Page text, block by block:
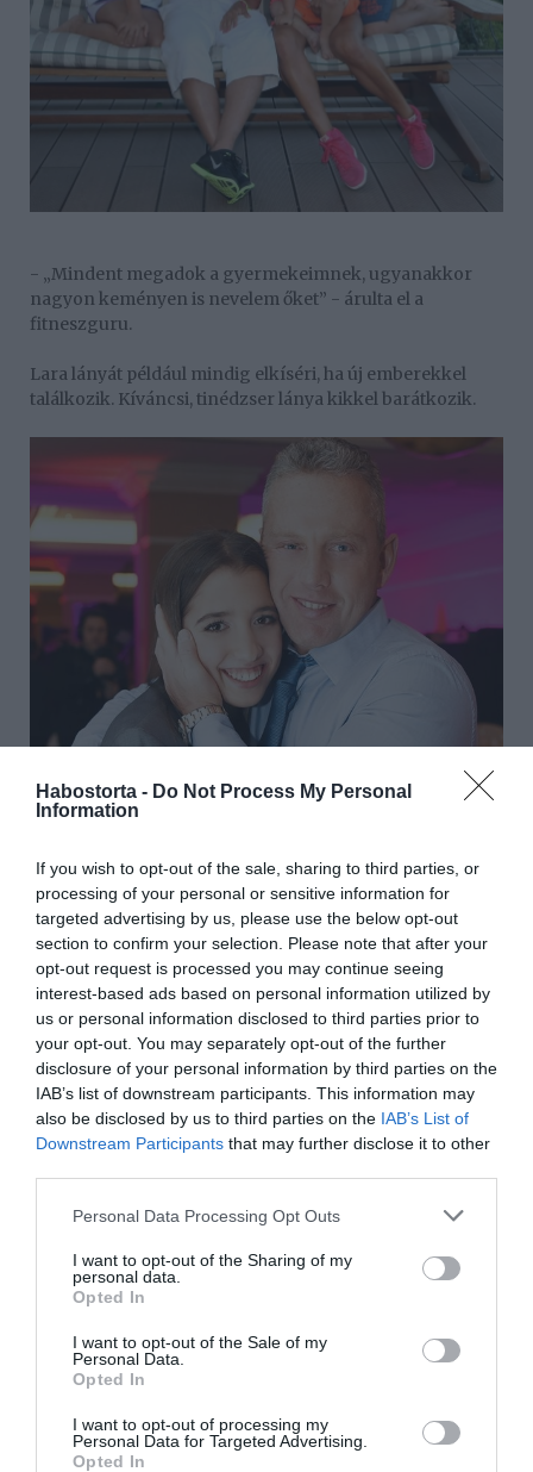
Habostorta - Do Not Process My Personal
Information
If you wish to opt-out of the sale, sharing to third parties, or
processing of your personal or sensitive information for
targeted advertising by us, please use the below opt-out
section to confirm your selection. Please note that after your
opt-out request is processed you may continue seeing
interest-based ads based on personal information utilized by
us or personal information disclosed to third parties prior to
your opt-out. You may separately opt-out of the further
disclosure of your personal information by third parties on the
IAB’s list of downstream participants. This information may
also be disclosed by us to third parties on the IAB’s List of
Downstream Participants that may further disclose it to other
Please note that this website/app uses one or more Google
not limited to your visit or usage behaviour. You may click to
grant or deny consent to Google and its third-party tags to
use your data for below specified purposes in below Google
consent section.
Personal Data Processing Opt Outs
I want to opt-out of the Sharing of my
personal data.
Opted In
I want to opt-out of the Sale of my
Personal Data.
Opted In
I want to opt-out of processing my
Personal Data for Targeted Advertising.
Opted In
- „Mindent megadok a gyermekeimnek, ugyanakkor
nagyon keményen is nevelem őket” - árulta el a
fitneszguru.
Lara lányát például mindig elkíséri, ha új emberekkel
találkozik. Kíváncsi, tinédzser lánya kikkel barátkozik.
- Szerintem a szülőknek nagy a felelősségük, mert észre
kell venniük, mit csinál a csemetéjük, kikkel lóg. Féltő
szülőként nem hunyhatok szemet afelett, hogy a lányom
korosztályában kőkeményen jelen van a drog, a szex, az
mondta Norbi a Hot! magazinnak.
Norbi nem tart attól, hogy tinédzser gyermekeit a
jövőben nehéz lesz kezelni, mivel tisztességre és
felnőttkorukban is számíthatnak rá. Szerinte a szülői
felelősség egy életre szól.
Schoberték fontosnak tartják, hogy következetesek
legyenek a nevelésben.